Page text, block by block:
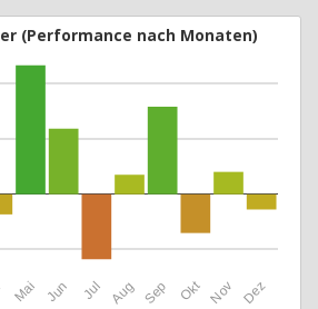
(Performance nach Monaten)
Mai Jun Jul Aug Sep Okt Nov Dez